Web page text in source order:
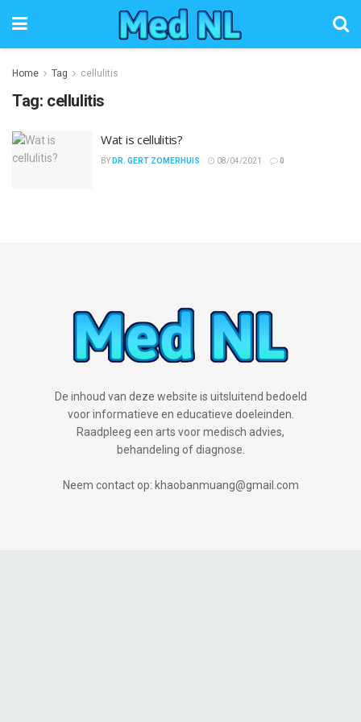
Home Tag cellulitis
Tag: cellulitis
Wat is cellulitis?
BY DR. GERT ZOMERHUIS 08/04/2021 0
De inhoud van deze website is uitsluitend bedoeld
voor informatieve en educatieve doeleinden.
Raadpleeg een arts voor medisch advies,
behandeling of diagnose.
Neem contact op: khaobanmuang@gmail.com